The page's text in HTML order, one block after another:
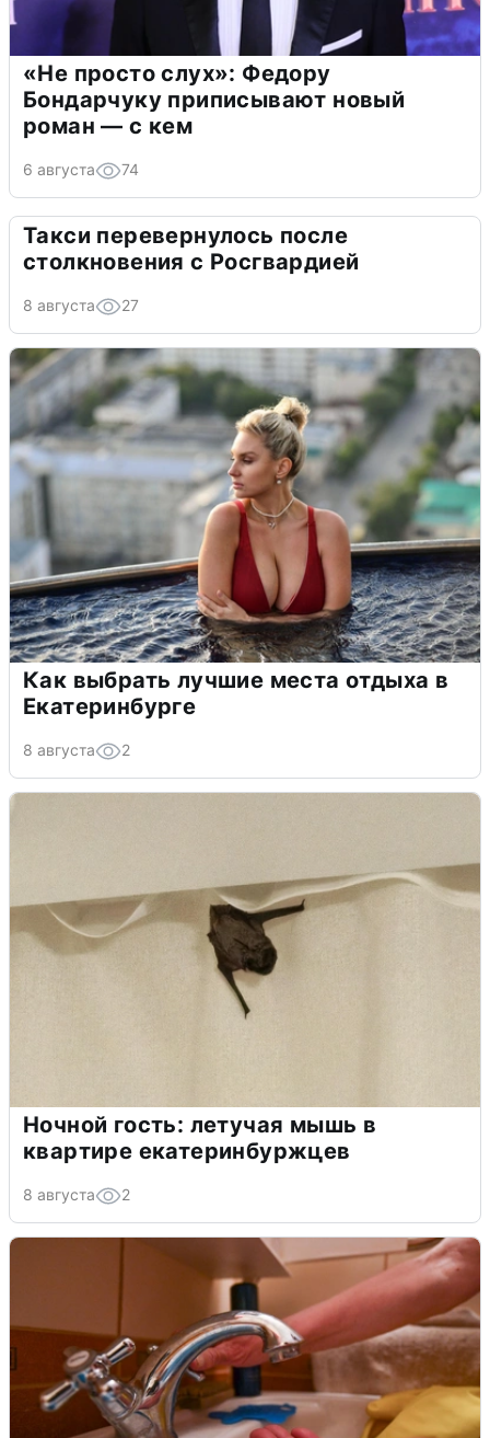
«Не просто слух»: Федору
Бондарчуку приписывают новый
роман — с кем
6 августа 74
Такси перевернулось после
столкновения с Росгвардией
8 августа 27
Как выбрать лучшие места отдыха в
Екатеринбурге
8 августа 2
Ночной гость: летучая мышь в
квартире екатеринбуржцев
8 августа 2